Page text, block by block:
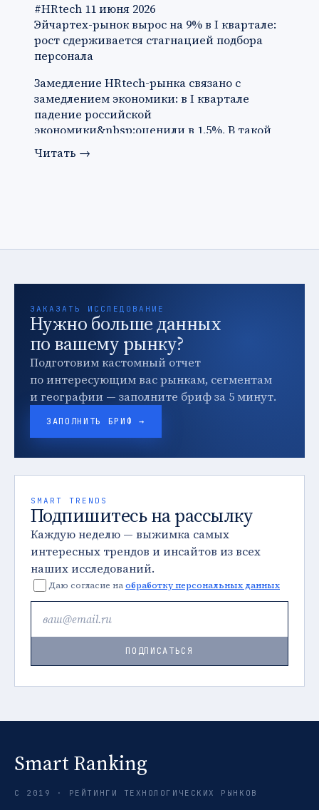
#HRtech 11 июня 2026
Эйчартех-рынок вырос на 9% в I квартале:
рост сдерживается стагнацией подбора
персонала
Замедление HRtech-рынка связано с
замедлением экономики: в I квартале
падение российской
экономики&nbsp;оценили в 1,5%. В такой
ситуации ко…
Читать →
ЗАКАЗАТЬ ИССЛЕДОВАНИЕ
Нужно больше данных
по вашему рынку?
Подготовим кастомный отчет
по интересующим вас рынкам, сегментам
и географии — заполните бриф за 5 минут.
ЗАПОЛНИТЬ БРИФ →
SMART TRENDS
Подпишитесь на рассылку
Каждую неделю — выжимка самых
интересных трендов и инсайтов из всех
наших исследований.
Даю согласие наобработку персональных данных
ПОДПИСАТЬСЯ
Smart Ranking
С 2019 · РЕЙТИНГИ ТЕХНОЛОГИЧЕСКИХ РЫНКОВ